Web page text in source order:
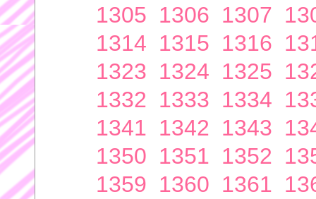
1305 1306 1307
1314 1315 1316
1323 1324 1325
1332 1333 1334
1341 1342 1343
1350 1351 1352
1359 1360 1361